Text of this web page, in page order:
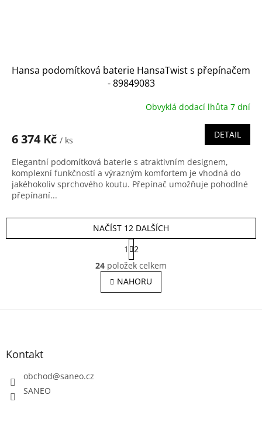
Hansa podomítková baterie HansaTwist s přepínačem
- 89849083
Obvyklá dodací lhůta 7 dní
6 374 Kč / ks
DETAIL
Elegantní podomítková baterie s atraktivním designem,
komplexní funkčností a výrazným komfortem je vhodná do
jakéhokoliv sprchového koutu. Přepínač umožňuje pohodlné
přepínaní...
O
v
l
á
a
NAČÍST 12 DALŠÍCH
S
t
r
á
n
k
v
1
2
24 položek celkem
NAHORU
Z
Kontakt
obchod@saneo.cz
SANEO